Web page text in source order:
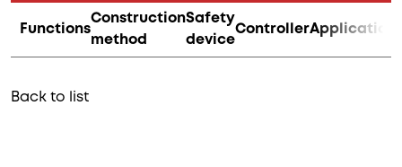
Functions
Construction
method
Safety
device
ControllerApplication
Back to list